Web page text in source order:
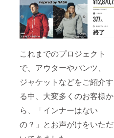
これまでのプロジェクト
で、アウターやパンツ、
ジャケットなどをご紹介す
る中、大変多くのお客様か
ら、「インナーはない
の？」とお声がけをいただ